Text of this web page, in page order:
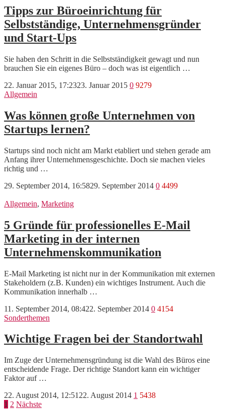
Tipps zur Büroeinrichtung für
Selbstständige, Unternehmensgründer
und Start-Ups
Sie haben den Schritt in die Selbstständigkeit gewagt und nun
brauchen Sie ein eigenes Büro – doch was ist eigentlich …
22. Januar 2015, 17:2323. Januar 2015 0 9279
Allgemein
Was können große Unternehmen von
Startups lernen?
Startups sind noch nicht am Markt etabliert und stehen gerade am
Anfang ihrer Unternehmensgeschichte. Doch sie machen vieles
richtig und …
29. September 2014, 16:5829. September 2014 0 4499
Allgemein, Marketing
5 Gründe für professionelles E-Mail
Marketing in der internen
Unternehmenskommunikation
E-Mail Marketing ist nicht nur in der Kommunikation mit externen
Stakeholdern (z.B. Kunden) ein wichtiges Instrument. Auch die
Kommunikation innerhalb …
11. September 2014, 08:422. September 2014 0 4154
Sonderthemen
Wichtige Fragen bei der Standortwahl
Im Zuge der Unternehmensgründung ist die Wahl des Büros eine
entscheidende Frage. Der richtige Standort kann ein wichtiger
Faktor auf …
22. August 2014, 12:51 22. August 2014 1 5438
Seitennummerierung
1 2 Nächste